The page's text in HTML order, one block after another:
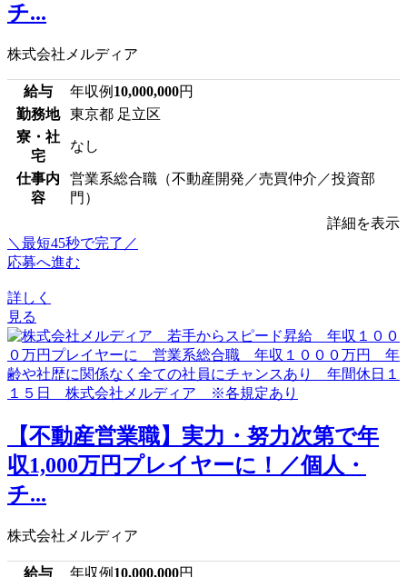
チ...
株式会社メルディア
給与 年収例 10,000,000円
勤務地
東京都 足立区
寮・社
宅
なし
仕事内
容
営業系総合職（不動産開発／売買仲介／投資部
門）
詳細を表示
＼最短45秒で完了／
応募へ進む
詳しく
見る
【不動産営業職】実力・努力次第で年
収1,000万円プレイヤーに！／個人・
チ...
株式会社メルディア
給与 年収例 10,000,000円